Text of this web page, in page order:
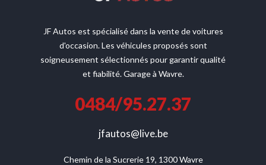
JF Autos est spécialisé dans la vente de voitures
d'occasion. Les véhicules proposés sont
soigneusement sélectionnés pour garantir qualité
et fiabilité. Garage à Wavre.
0484/95.27.37
jfautos@live.be
Chemin de la Sucrerie 19, 1300 Wavre